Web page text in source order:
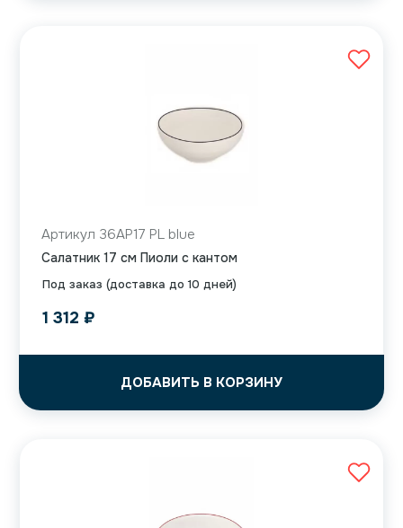
Под заказ (доставка до 10 дней)
Артикул 36AP17 PL blue
Салатник 17 см Пиоли с кантом
1 312 ₽
ДОБАВИТЬ В КОРЗИНУ